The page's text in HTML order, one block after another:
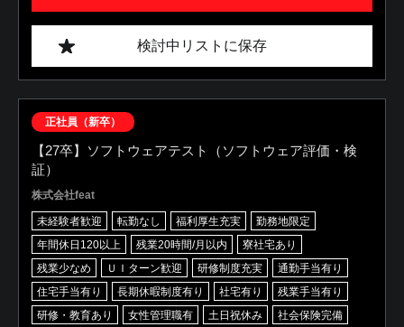
検討中リストに保存
正社員（新卒）
【27卒】ソフトウェアテスト（ソフトウェア評価・検
証）
株式会社feat
未経験者歓迎 転勤なし 福利厚生充実
勤務地限定
年間休日120以上
残業20時間/月以内
寮社宅あり
残業少なめ
ＵＩターン歓迎 研修制度充実
通勤手当有り
住宅手当有り
長期休暇制度有り 社宅有り
残業手当有り
研修・教育あり
女性管理職有 土日祝休み 社会保険完備